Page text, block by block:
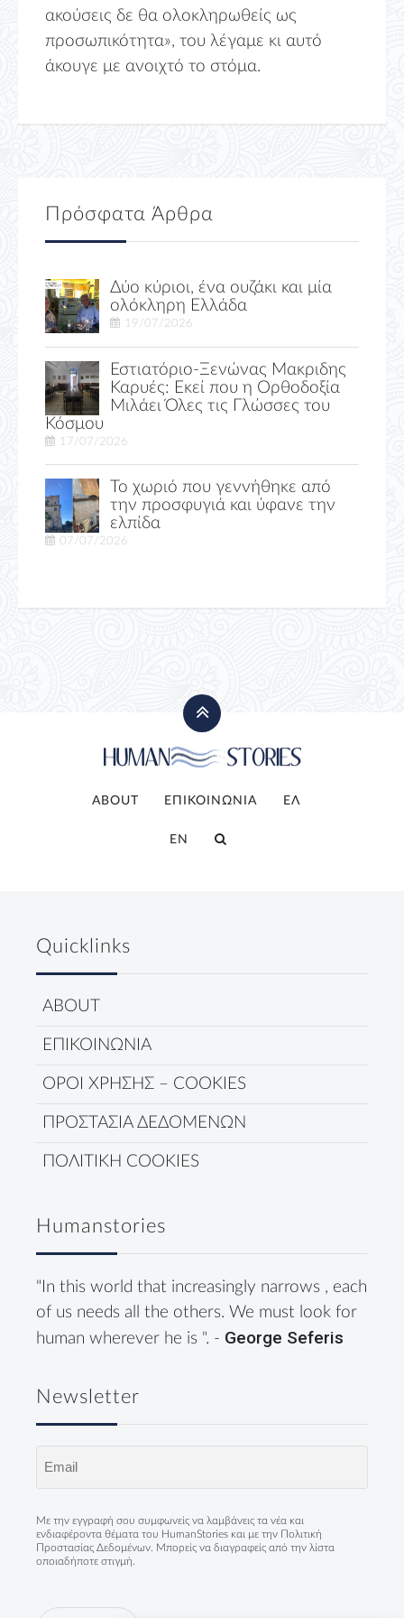
ακούσεις δε θα ολοκληρωθείς ως
προσωπικότητα», του λέγαμε κι αυτό
άκουγε με ανοιχτό το στόμα.
Πρόσφατα Άρθρα
Δύο κύριοι, ένα ουζάκι και μία
ολόκληρη Ελλάδα
19/07/2026
Εστιατόριο-Ξενώνας Μακριδης
Καρυές: Εκεί που η Ορθοδοξία
Μιλάει Όλες τις Γλώσσες του
Κόσμου
17/07/2026
Το χωριό που γεννήθηκε από
την προσφυγιά και ύφανε την
ελπίδα
07/07/2026
ABOUT ΕΠΙΚΟΙΝΩΝΙΑ ΕΛ
EN
Quicklinks
ABOUT
ΕΠΙΚΟΙΝΩΝΙΑ
ΟΡΟΙ ΧΡΗΣΗΣ – COOKIES
ΠΡΟΣΤΑΣΙΑ ΔΕΔΟΜΕΝΩΝ
ΠΟΛΙΤΙΚΗ COOKIES
Humanstories
"In this world that increasingly narrows , each
of us needs all the others. We must look for
human wherever he is ". - George Seferis
Newsletter
Με την εγγραφή σου συμφωνείς να λαμβάνεις τα νέα και
ενδιαφέροντα θέματα του HumanStories και με την Πολιτική
Προστασίας Δεδομένων . Μπορείς να διαγραφείς από την λίστα
οποιαδήποτε στιγμή.